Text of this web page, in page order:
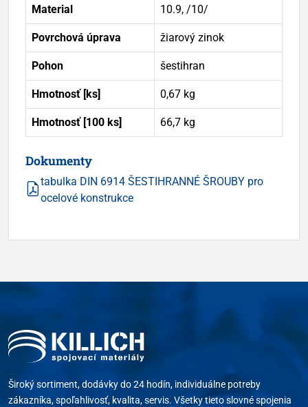
Material 10.9, /10/
Povrchová úprava žiarový zinok
Pohon šestihran
Hmotnosť [ks] 0,67 kg
Hmotnosť [100 ks] 66,7 kg
Dokumenty
tabulka DIN 6914 ŠESTIHRANNÉ ŠROUBY pro
ocelové konstrukce
Široký sortiment, dodávky do 24 hodín, individuálne potreby
zákazníka, spoľahlivosť, kvalita, servis. Všetky tieto slovné spojenia